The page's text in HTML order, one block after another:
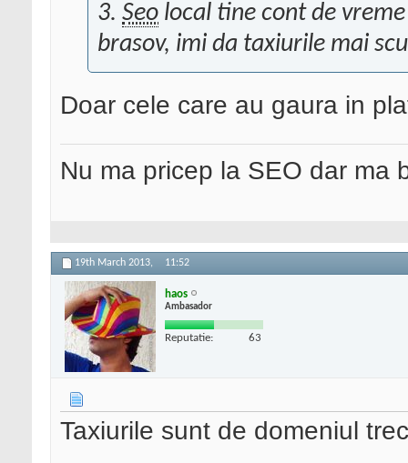
3. Seo local tine cont de
brasov, imi da taxiurile mai
Doar cele care au gaura in
Nu ma pricep la SEO dar ma
19th March 2013, 11:52
haos
Ambasador
Reputatie: 63
Taxiurile sunt de domeniul